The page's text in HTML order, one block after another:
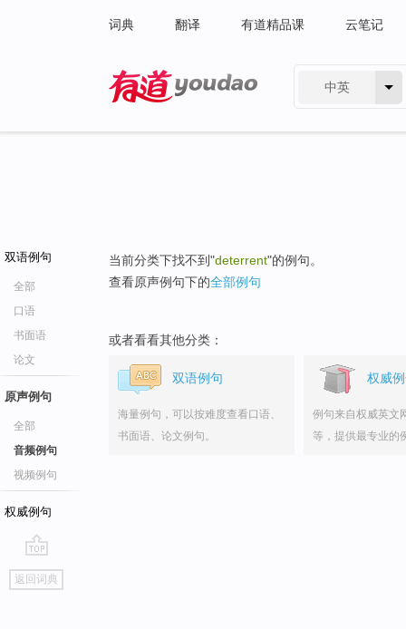
词典 翻译 有道精品课 云笔记
中英
双语例句
全部
口语
书面语
论文
原声例句
全部
音频例句
视频例句
权威例句
go
top
返回词典
当前分类下找不到"deterrent"的例句。
查看原声例句下的全部例句
或者看看其他分类：
双语例句
海量例句，可以按难度查看口语、
书面语、论文例句。
权威
例句来自权威英文
等，提供最专业的